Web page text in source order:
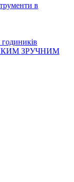
в
годиників
ЗРУЧНИМ